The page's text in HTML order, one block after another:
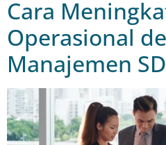
Cara
Operasional
Manajemen